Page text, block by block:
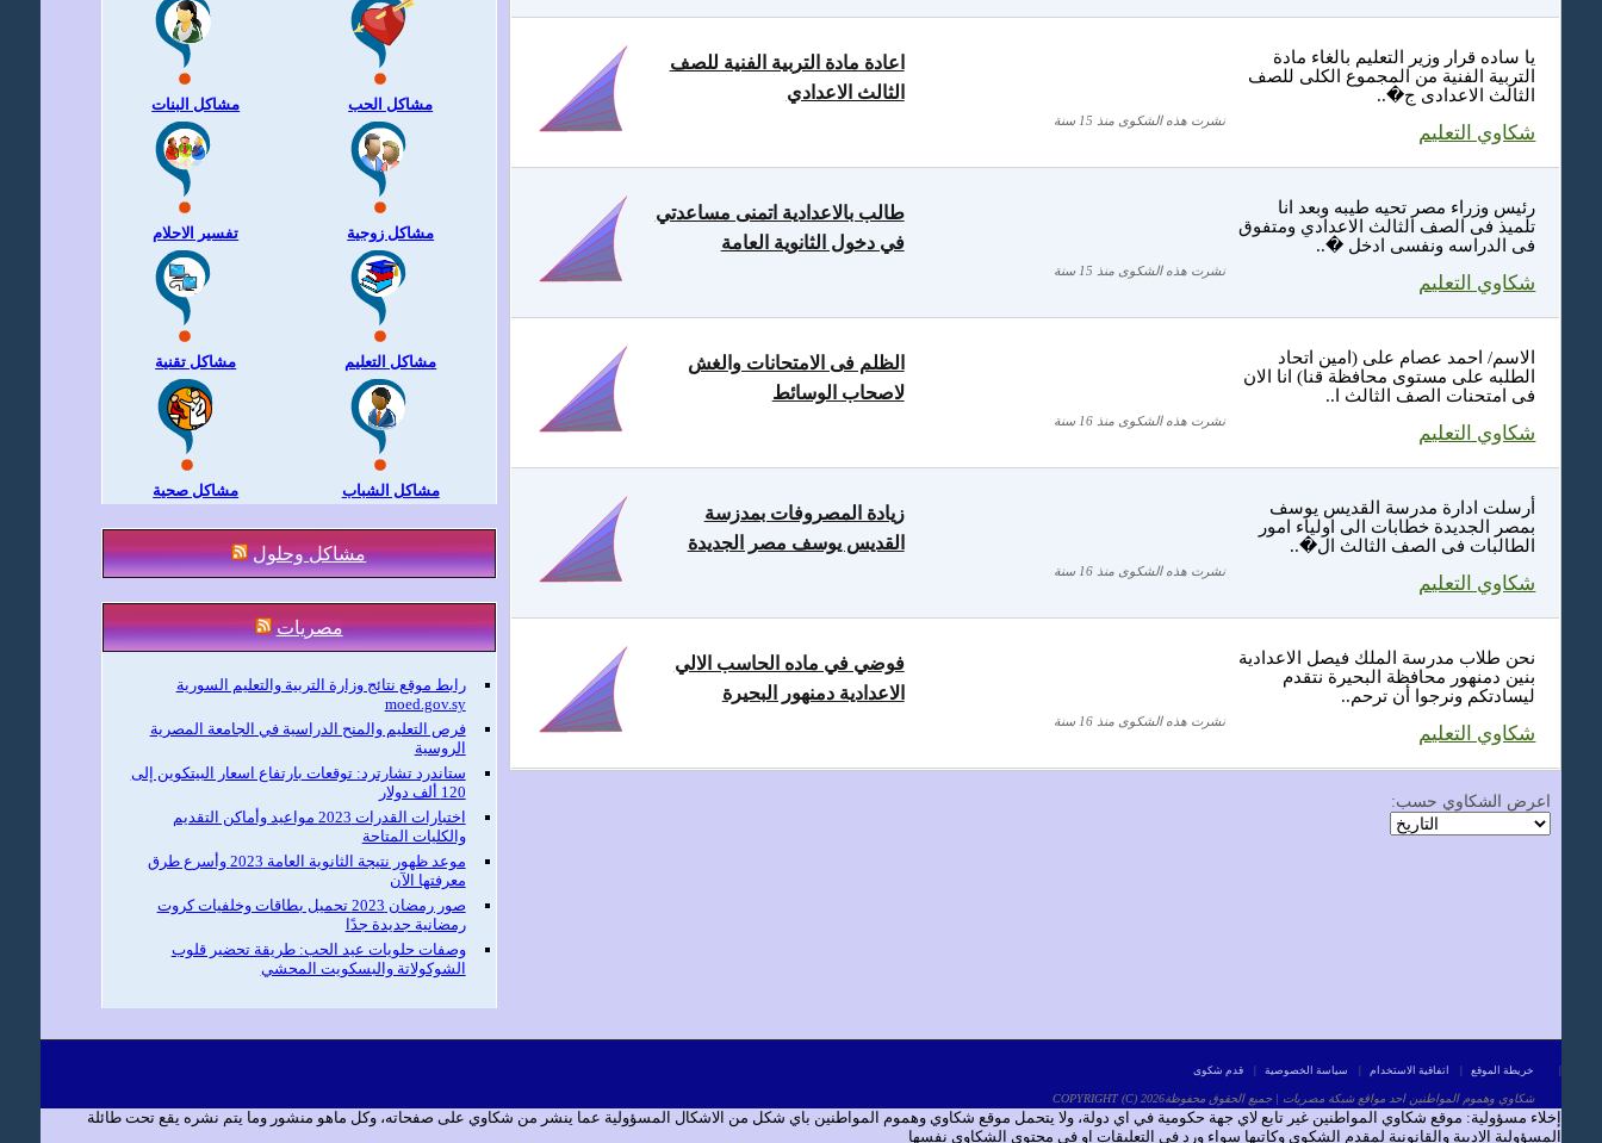
يا ساده قرار وزير التعليم بالغاء مادة
التربية الفنية من المجموع الكلى للصف
الثالث الاعدادى ج�..
شكاوي التعليم
اعادة مادة التربية الفنية للصف
الثالث الاعدادي
نشرت هذه الشكوى منذ 15 سنة
رئيس وزراء مصر تحيه طيبه وبعد انا
تلميذ فى الصف الثالث الاعدادي ومتفوق
فى الدراسه ونفسى ادخل �..
شكاوي التعليم
طالب بالاعدادية اتمنى مساعدتي
في دخول الثانوية العامة
نشرت هذه الشكوى منذ 15 سنة
الاسم/ احمد عصام على (امين اتحاد
الطلبه على مستوى محافظة قنا) انا الان
فى امتحنات الصف الثالث ا..
شكاوي التعليم
الظلم فى الامتحانات والغش
لاصحاب الوسائط
نشرت هذه الشكوى منذ 16 سنة
أرسلت ادارة مدرسة القديس يوسف
بمصر الجديدة خطابات الى اولياء امور
الطالبات فى الصف الثالث ال�..
شكاوي التعليم
زيادة المصروفات بمدزسة
القديس يوسف مصر الجديدة
نشرت هذه الشكوى منذ 16 سنة
نحن طلاب مدرسة الملك فيصل الاعدادية
بنين دمنهور محافظة البحيرة نتقدم
ليسادتكم ونرجوا أن ترحم..
شكاوي التعليم
فوضي في ماده الحاسب الالي
الاعدادية دمنهور البحيرة
نشرت هذه الشكوى منذ 16 سنة
اعرض الشكاوي حسب:
مشاكل البنات مشاكل الحب
تفسير الاحلام مشاكل زوجية
مشاكل تقنية مشاكل التعليم
مشاكل صحية مشاكل الشباب
مشاكل وحلول
مصريات
رابط موقع نتائج وزارة التربية والتعليم السورية
moed.gov.sy
فرص التعليم والمنح الدراسية في الجامعة المصرية
الروسية
ستاندرد تشارترد: توقعات بارتفاع اسعار البيتكوين إلى
120 ألف دولار
اختبارات القدرات 2023 مواعيد وأماكن التقديم
والكليات المتاحة
موعد ظهور نتيجة الثانوية العامة 2023 وأسرع طرق
معرفتها الآن
صور رمضان 2023 تحميل بطاقات وخلفيات كروت
رمضانية جديدة جدًا
وصفات حلويات عيد الحب: طريقة تحضير قلوب
الشوكولاتة والبسكويت المحشي
خريطة الموقع اتفاقية الاستخدام سياسة الخصوصية قدم شكوى
COPYRIGHT (C) 2026شكاوي وهموم المواطنين احد مواقع شبكة مصريات | جميع الحقوق محفوظة
إخلاء مسؤولية: موقع شكاوي المواطنين غير تابع لاي جهة حكومية في اي دولة، ولا يتحمل موقع شكاوي وهموم المواطنين باي شكل من الاشكال المسؤولية عما ينشر من شكاوي على صفحاته، وكل ماهو منشور وما يتم نشره يقع تحت طائلة
المسؤولية الادبية والقانونية لمقدم الشكوى وكاتبها سواء ورد في التعليقات او في محتوى الشكاوي نفسها